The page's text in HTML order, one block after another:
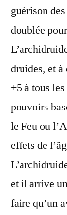
guérison
doublée
druides, et à
+5 à tous
pouvoirs
le Feu ou
effets de
et il arrive
faire qu’un